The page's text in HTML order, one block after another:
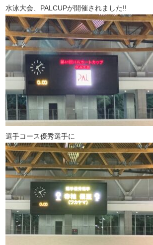
水泳大会、PALCUPが開催されました!!
選手コース優秀選手に